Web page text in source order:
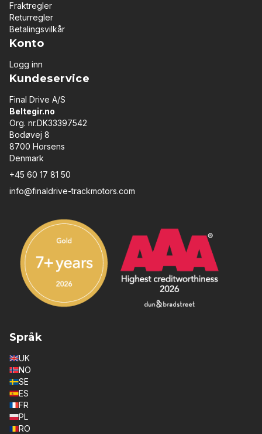
Fraktregler
Returregler
Betalingsvilkår
Konto
Logg inn
Kundeservice
Final Drive A/S
Beltegir.no
Org. nr.DK33397542
Bodøvej 8
8700 Horsens
Denmark
+45 60 17 81 50
info@finaldrive-trackmotors.com
Språk
UK
NO
SE
ES
FR
PL
RO